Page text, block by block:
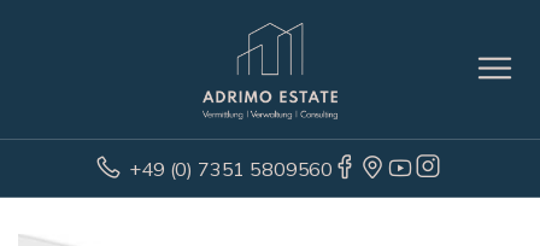
+49 (0) 7351 5809560